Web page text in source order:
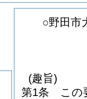
○野田市
(趣旨)
第1条
この